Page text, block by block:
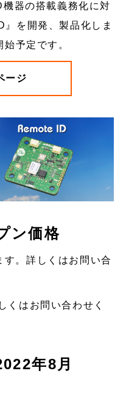
器の搭載義務化に対
を開発、製品化しま
予定です。
ージ
ン価格
。詳しくはお問い合
はお問い合わせく
年8月